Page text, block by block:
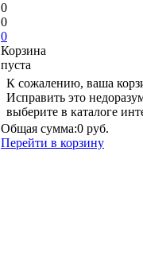
0
0
0
Корзина
пуста
К сожалению, ваша
Исправить это
выберите в каталоге
Общая сумма:0 руб.
Перейти в корзину